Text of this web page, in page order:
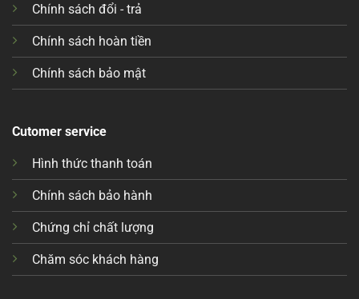
Chính sách đổi - trả
Chính sách hoàn tiền
Chính sách bảo mật
Cutomer service
Hình thức thanh toán
Chính sách bảo hành
Chứng chỉ chất lượng
Chăm sóc khách hàng